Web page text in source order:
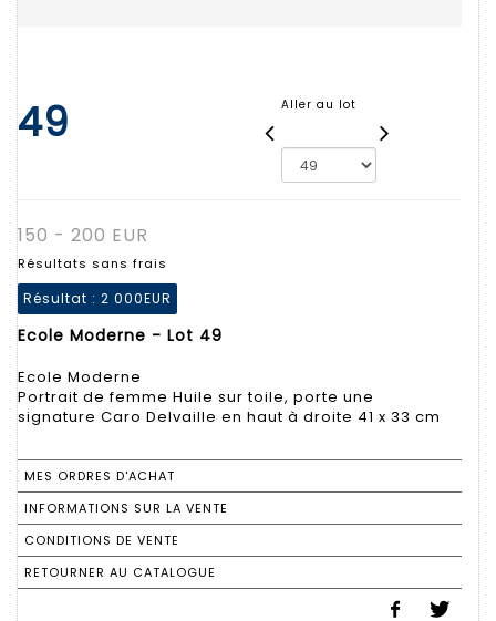
49 Aller au lot
150 - 200 EUR
Résultats sans frais
Résultat : 2 000EUR
Ecole Moderne - Lot 49
Ecole Moderne
Portrait de femme Huile sur toile, porte une
signature Caro Delvaille en haut à droite 41 x 33 cm
MES ORDRES D'ACHAT
INFORMATIONS SUR LA VENTE
CONDITIONS DE VENTE
RETOURNER AU CATALOGUE